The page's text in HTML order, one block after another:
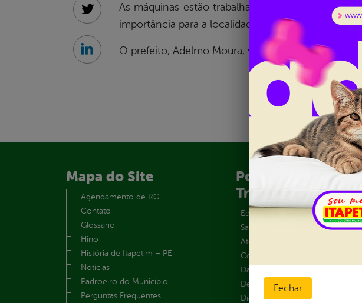
As máquinas estão trabalhando a todo vapor no
importância para a localidade.
O prefeito, Adelmo Moura, visitou o local para
Twitter
Linkedin
Mapa do Site
Agendamento de RG
Contato
Glossário
Hino
História de Itapetim – PE
Notícias
Padroeiro do Município
Perguntas Frequentes
Portal da
Transparência
Educação
Saúde
Atos normativos
Convênios e Transferências
Dados Abertos
Despesas
Diárias
Fechar